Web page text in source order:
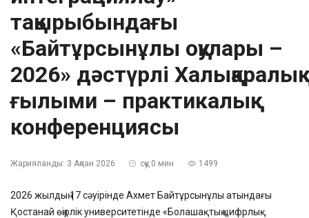
тақырыбындағы
«Байтұрсынұлы оқулары –
2026» дәстүрлі Халықаралық
ғылыми – практикалық
конференциясы
Жарияланды: 3 Ақпан 2026 оқу 0 мин 1499
2026 жылдың 17 сәуірінде Ахмет Байтұрсынұлы атындағы
Қостанай өңірлік университетінде «Болашақтың цифрлық